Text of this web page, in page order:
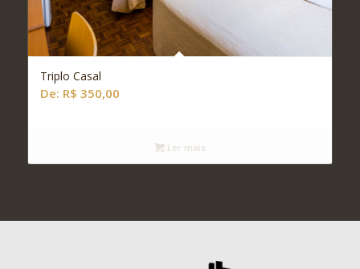
Triplo Casal
De: R$ 350,00
Ler mais